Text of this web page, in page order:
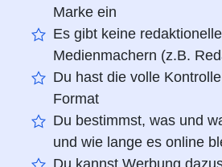
Marke ein
Es gibt keine
Medienmachern (z.B.
Du hast die volle
Format
Du bestimmst, was und
und wie lange es online